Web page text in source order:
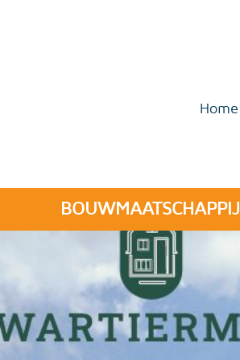
Home
BOUWMAATSCHAPPIJ